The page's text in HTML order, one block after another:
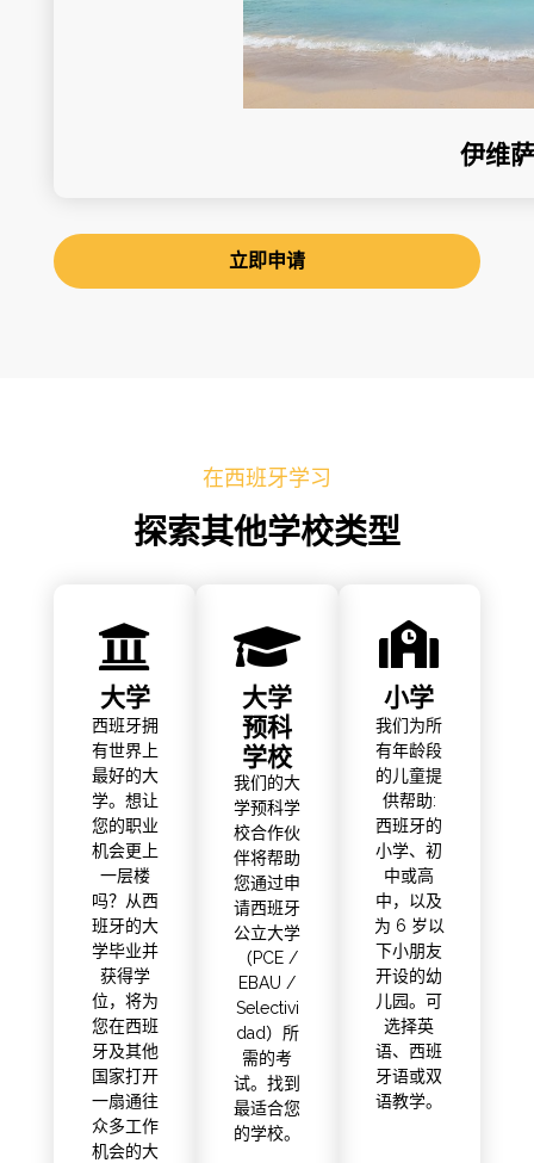
伊维
立即申请
在西班牙学习
探索其他学校类型
大学
西班牙拥
有世界上
最好的大
学。想让
您的职业
机会更上
一层楼
吗？从西
班牙的大
学毕业并
获得学
位，将为
您在西班
牙及其他
国家打开
一扇通往
众多工作
机会的大
大学
预科
学校
我们的大
学预科学
校合作伙
伴将帮助
您通过申
请西班牙
公立大学
（PCE /
EBAU /
Selectivi
dad）所
需的考
试。找到
最适合您
的学校。
小学
我们为所
有年龄段
的儿童提
供帮助:
西班牙的
小学、初
中或高
中，以及
为 6 岁以
下小朋友
开设的幼
儿园。可
选择英
语、西班
牙语或双
语教学。